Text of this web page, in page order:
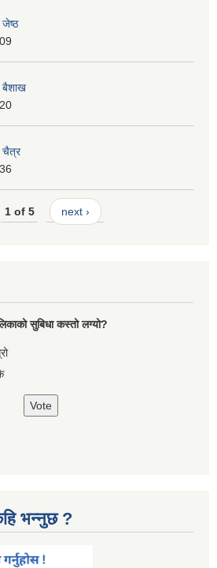
जेष्ठ
बैशाख
चैत्र
1 of 5 next ›
सुबिधा कस्तो लग्यो?
भन्नुछ ?